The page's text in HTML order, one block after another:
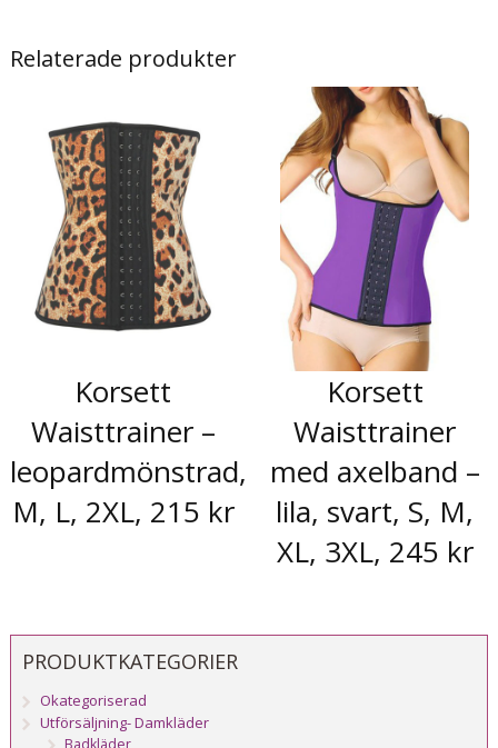
Relaterade produkter
Korsett
Waisttrainer –
leopardmönstrad,
M, L, 2XL, 215 kr
Korsett
Waisttrainer
med axelband –
lila, svart, S, M,
XL, 3XL, 245 kr
PRODUKTKATEGORIER
Okategoriserad
Utförsäljning- Damkläder